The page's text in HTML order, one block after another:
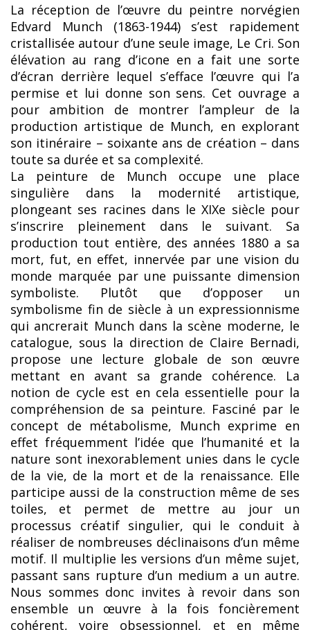
La réception de l’œuvre du peintre norvégien
Edvard Munch (1863-1944) s’est rapidement
cristallisée autour d’une seule image, Le Cri. Son
élévation au rang d’icone en a fait une sorte
d’écran derrière lequel s’efface l’œuvre qui l’a
permise et lui donne son sens. Cet ouvrage a
pour ambition de montrer l’ampleur de la
production artistique de Munch, en explorant
son itinéraire – soixante ans de création – dans
toute sa durée et sa complexité.
La peinture de Munch occupe une place
singulière dans la modernité artistique,
plongeant ses racines dans le XIXe siècle pour
s’inscrire pleinement dans le suivant. Sa
production tout entière, des années 1880 a sa
mort, fut, en effet, innervée par une vision du
monde marquée par une puissante dimension
symboliste. Plutôt que d’opposer un
symbolisme fin de siècle à un expressionnisme
qui ancrerait Munch dans la scène moderne, le
catalogue, sous la direction de Claire Bernadi,
propose une lecture globale de son œuvre
mettant en avant sa grande cohérence. La
notion de cycle est en cela essentielle pour la
compréhension de sa peinture. Fasciné par le
concept de métabolisme, Munch exprime en
effet fréquemment l’idée que l’humanité et la
nature sont inexorablement unies dans le cycle
de la vie, de la mort et de la renaissance. Elle
participe aussi de la construction même de ses
toiles, et permet de mettre au jour un
processus créatif singulier, qui le conduit à
réaliser de nombreuses déclinaisons d’un même
motif. Il multiplie les versions d’un même sujet,
passant sans rupture d’un medium a un autre.
Nous sommes donc invites à revoir dans son
ensemble un œuvre à la fois foncièrement
cohérent, voire obsessionnel, et en même